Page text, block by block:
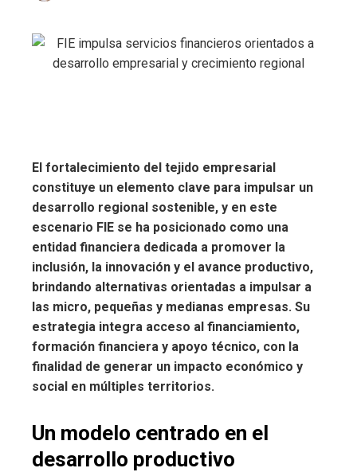
El fortalecimiento del tejido empresarial
constituye un elemento clave para impulsar un
desarrollo regional sostenible, y en este
escenario FIE se ha posicionado como una
entidad financiera dedicada a promover la
inclusión, la innovación y el avance productivo,
brindando alternativas orientadas a impulsar a
las micro, pequeñas y medianas empresas. Su
estrategia integra acceso al financiamiento,
formación financiera y apoyo técnico, con la
finalidad de generar un impacto económico y
social en múltiples territorios.
Un modelo centrado en el
desarrollo productivo